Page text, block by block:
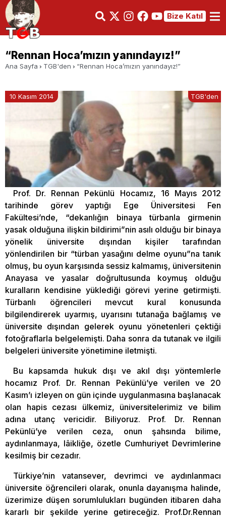
Bize Katıl
“Rennan Hoca’mızın yanındayız!”
Ana Sayfa TGB'den “Rennan Hoca’mızın yanındayız!”
10 Kasım 2014 TGB'den
Prof. Dr. Rennan Pekünlü Hocamız, 16 Mayıs 2012
tarihinde görev yaptığı Ege Üniversitesi Fen
Fakültesi’nde, “dekanlığın binaya türbanla girmenin
yasak olduğuna ilişkin bildirimi”nin asılı olduğu bir binaya
yönelik üniversite dışından kişiler tarafından
yönlendirilen bir “türban yasağını delme oyunu”na tanık
olmuş, bu oyun karşısında sessiz kalmamış, üniversitenin
Anayasa ve yasalar doğrultusunda koymuş olduğu
kuralların kendisine yüklediği görevi yerine getirmişti.
Türbanlı öğrencileri mevcut kural konusunda
bilgilendirerek uyarmış, uyarısını tutanağa bağlamış ve
üniversite dışından gelerek oyunu yönetenleri çektiği
fotoğraflarla belgelemişti. Daha sonra da tutanak ve ilgili
belgeleri üniversite yönetimine iletmişti.
Bu kapsamda hukuk dışı ve akıl dışı yöntemlerle
hocamız Prof. Dr. Rennan Pekünlü’ye verilen ve 20
Kasım’ı izleyen on gün içinde uygulanmasına başlanacak
olan hapis cezası ülkemiz, üniversitelerimiz ve bilim
adına utanç vericidir. Biliyoruz. Prof. Dr. Rennan
Pekünlü’ye verilen ceza, onun şahsında bilime,
aydınlanmaya, lâikliğe, özetle Cumhuriyet Devrimlerine
kesilmiş bir cezadır.
Türkiye’nin vatansever, devrimci ve aydınlanmacı
üniversite öğrencileri olarak, onunla dayanışma halinde,
üzerimize düşen sorumlulukları bugünden itibaren daha
kararlı bir şekilde yerine getireceğiz. Prof.Dr.Rennan